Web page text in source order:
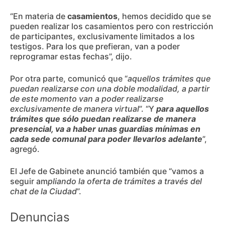
“En materia de casamientos, hemos decidido que se
pueden realizar los casamientos pero con restricción
de participantes, exclusivamente limitados a los
testigos. Para los que prefieran, van a poder
reprogramar estas fechas”, dijo.
Por otra parte, comunicó que “aquellos trámites que
puedan realizarse con una doble modalidad, a partir
de este momento van a poder realizarse
exclusivamente de manera virtual”. “Y para aquellos
trámites que sólo puedan realizarse de manera
presencial, va a haber unas guardias mínimas en
cada sede comunal para poder llevarlos adelante”,
agregó.
El Jefe de Gabinete anunció también que “vamos a
seguir ampliando la oferta de trámites a través del
chat de la Ciudad”.
Denuncias